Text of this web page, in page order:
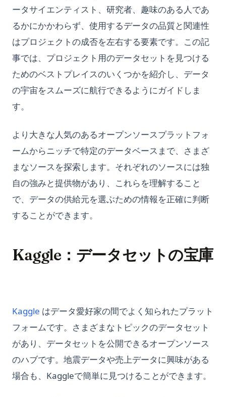
ータサイエンティスト、研究者、趣味のある人であ
るかにかかわらず、使用するデータの品質と関連性
はプロジェクトの成否を左右する要素です。この記
事では、プロジェクト用のデータセットを見つける
ためのベストプレイスのいくつかを紹介し、データ
の宇宙をスムーズに航行できるようにガイドしま
す。
より大きな人気のあるオープンソースプラットフォ
ームからニッチで特定のデータベースまで、さまざ
まなソースを探索します。それぞれのソースには独
自の強みと提供物があり、これらを理解すること
で、データの供給元を選ぶための情報を正確に判断
することができます。
Kaggle：データセットの宝庫
Kaggle (opens in a new tab)
はデータ愛好家の間でよく知られたプラット
フォームです。さまざまなトピックのデータセット
があり、データセットを公開できるオープンソース
のハブです。地震データや売上データに興味がある
場合も、Kaggleで簡単に見つけることができます。